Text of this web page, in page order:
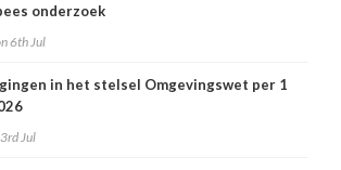
onderzoek
6th Jul
in het stelsel Omgevingswet per 1
Jul